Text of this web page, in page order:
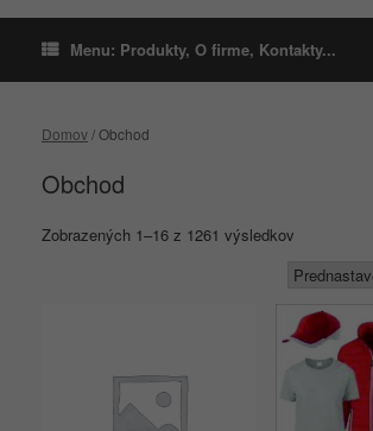
Menu: Produkty, O firme, Kontakty...
Domov/ Obchod
Obchod
Zobrazených 1–16 z 1261 výsledkov